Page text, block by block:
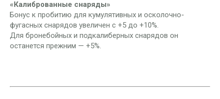
«Калиброванные снаряды»
Бонус к пробитию для кумулятивных и осколочно-
фугасных снарядов увеличен с +5 до +10%.
Для бронебойных и подкалиберных снарядов он
останется прежним — +5%.